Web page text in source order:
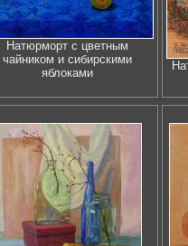
Натюрморт с цветным
чайником и сибирскими
яблоками